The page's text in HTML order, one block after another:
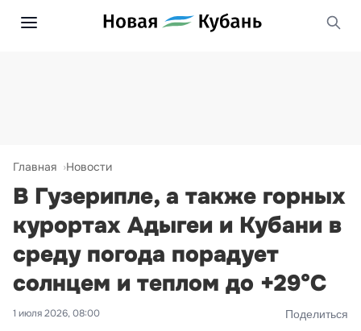
Главная Новости
В Гузерипле, а также горных
курортах Адыгеи и Кубани в
среду погода порадует
солнцем и теплом до +29°С
1 июля 2026, 08:00 Поделиться